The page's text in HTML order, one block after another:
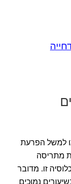
למשל הפרעת
מתריסה
זו. מדובר
נמוכים